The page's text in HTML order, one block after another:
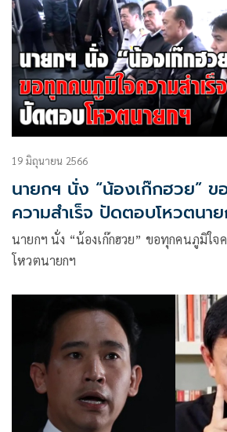
19 มิถุนายน 2566
นายกฯ นั่ง “น้องเก๊กฮวย” ข
ความสำเร็จ ปัดตอบโหวตนา
นายกฯ นั่ง “น้องเก๊กฮวย” ขอทุกคนภูมิใจ
โหวตนายกฯ